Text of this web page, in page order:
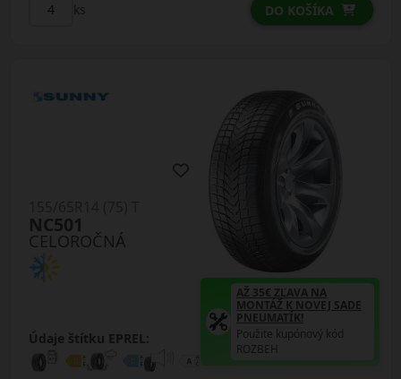
ks DO KOŠÍKA
CELOROČNÁ
NC501
Údaje štítku EPREL:
AŽ 35€ ZĽAVA NA
MONTÁŽ K NOVEJ SADE
PNEUMATÍK!
Použite kupónový kód
ROZBEH